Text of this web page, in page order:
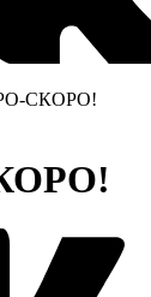
СКОРО!